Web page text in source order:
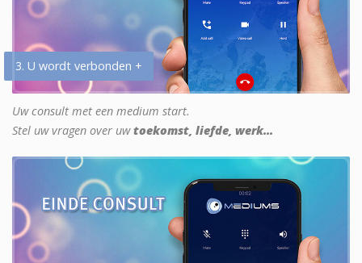
3. U wordt verbonden +
Uw consult met een medium start.
Stel uw vragen over uwtoekomst, liefde, werk...